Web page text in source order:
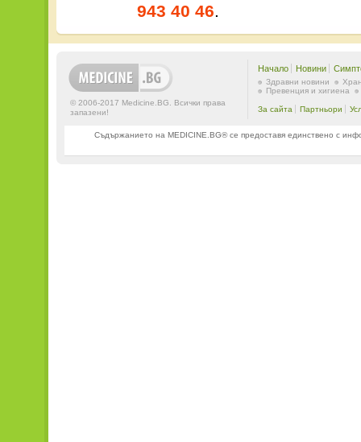
943 40 46.
© 2006-2017 Medicine.BG. Всички права
запазени!
Начало Новини
Здравни новини
Превенция и хигиена
За сайта Партньори
Съдържанието на MEDICINE.BG® се предоставя единствено с